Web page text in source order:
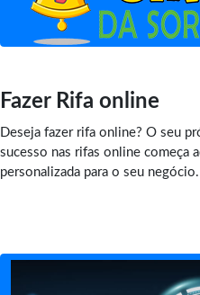
Fazer Rifa online
Deseja fazer rifa online? O seu
sucesso nas rifas online começa
personalizada para o seu negócio.